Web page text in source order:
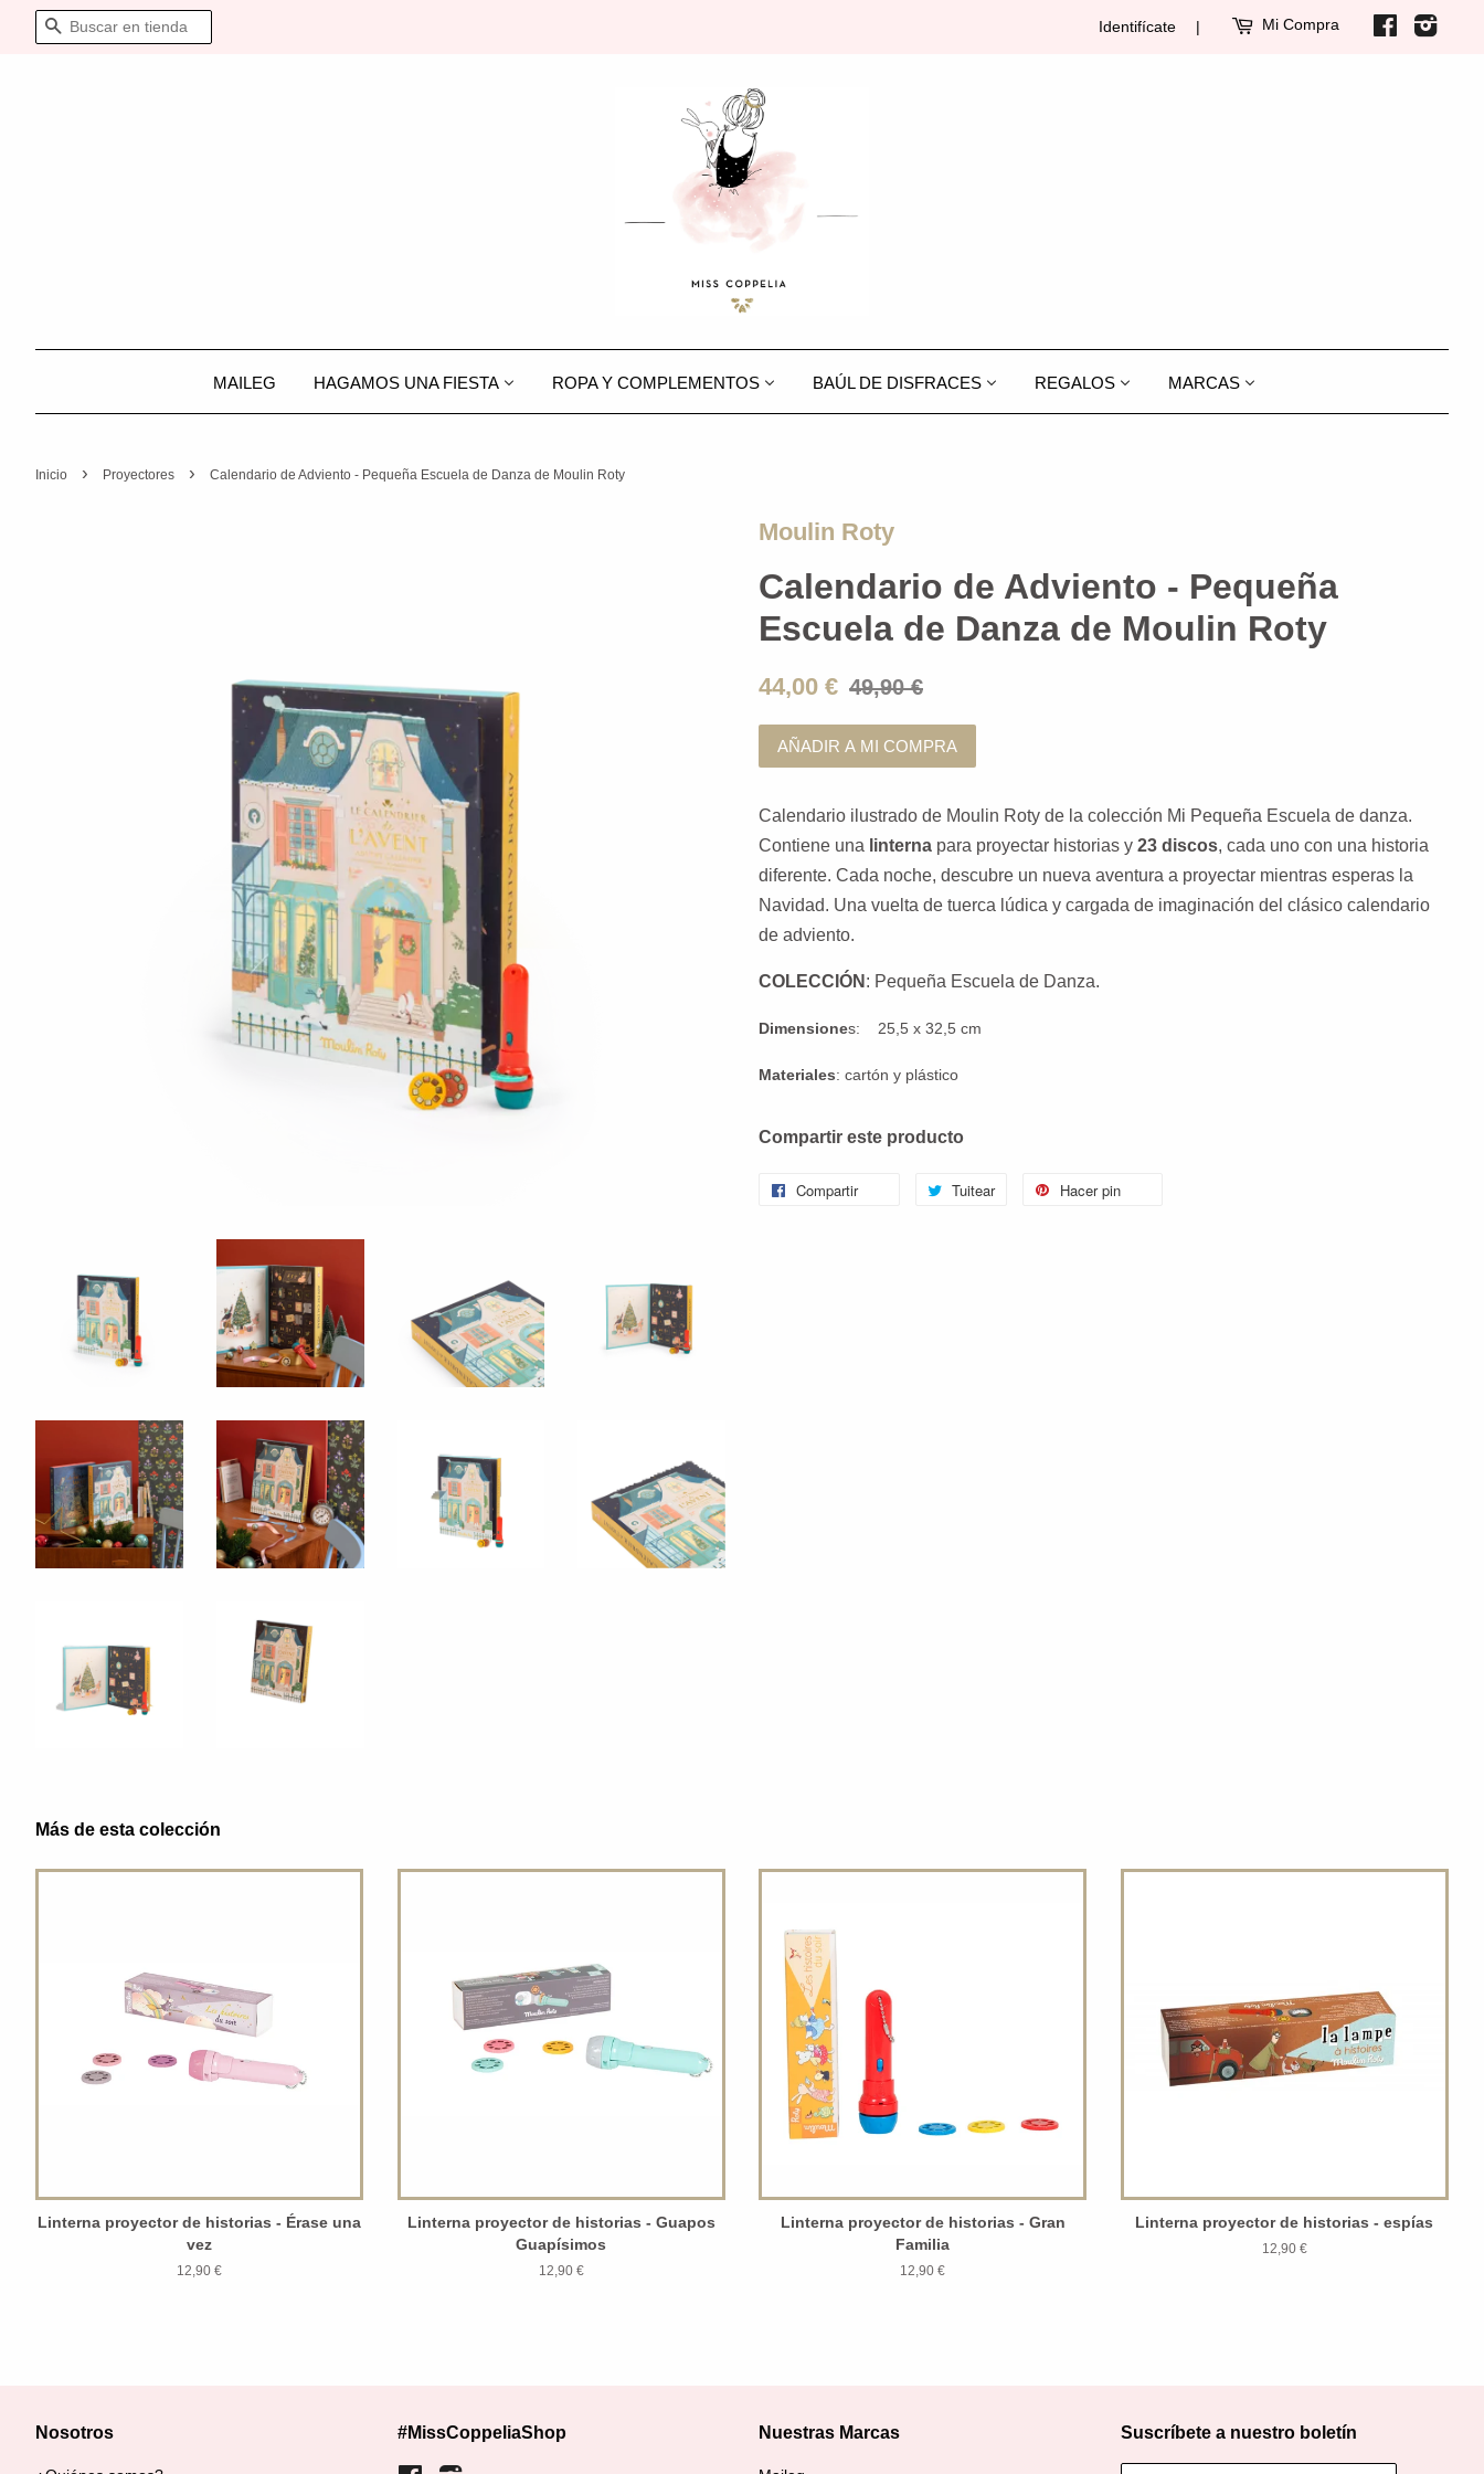
BUSCAR Identifícate | Mi Compra Facebook
MAILEG HAGAMOS UNA FIESTA ROPA Y COMPLEMENTOS BAÚL DE DISFRACES REGALOS MARCAS
Inicio › Proyectores › Calendario de Adviento - Pequeña Escuela de Danza de Moulin Roty
Moulin Roty
Calendario de Adviento - Pequeña
Escuela de Danza de Moulin Roty
44,00 € 49,90 €
AÑADIR A MI COMPRA
Calendario ilustrado de Moulin Roty de la colección Mi Pequeña Escuela de danza.
Contiene una linterna para proyectar historias y 23 discos, cada uno con una historia
diferente. Cada noche, descubre un nueva aventura a proyectar mientras esperas la
Navidad. Una vuelta de tuerca lúdica y cargada de imaginación del clásico calendario
de adviento.
COLECCIÓN : Pequeña Escuela de Danza.
Dimensiones: 25,5 x 32,5 cm
Materiales: cartón y plástico
Compartir este producto
Compartir Tuitear Hacer pin
Más de esta colección
Linterna proyector de historias - Érase una
vez
12,90 €
Linterna proyector de historias - Guapos
Guapísimos
12,90 €
Linterna proyector de historias - Gran
Familia
12,90 €
Linterna proyector de historias - espías
12,90 €
Nosotros #MissCoppeliaShop Nuestras Marcas Suscríbete a nuestro boletín